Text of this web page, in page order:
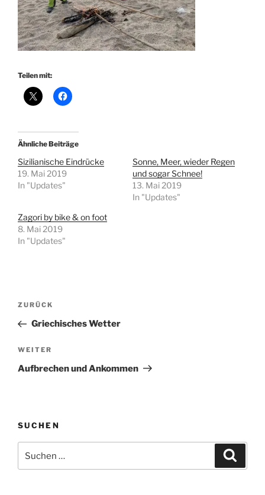
Teilen mit:
Ähnliche Beiträge
Sizilianische Eindrücke
19. Mai 2019
In "Updates"
Sonne, Meer, wieder Regen
und sogar Schnee!
13. Mai 2019
In "Updates"
Zagori by bike & on foot
8. Mai 2019
In "Updates"
Beitragsnavigation
Vorheriger
Beitrag
ZURÜCK
Griechisches Wetter
Nächster
Beitrag
WEITER
Aufbrechen und Ankommen
SUCHEN
nach: